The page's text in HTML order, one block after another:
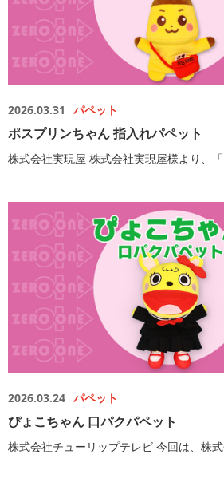
2026.03.31 パペット
ポスプリンちゃん 指入れパペット
株式会社実現屋 株式会社実現屋様より、
2026.03.24 パペット
ぴょこちゃん 口パクパペット
株式会社チューリップテレビ 今回は、株